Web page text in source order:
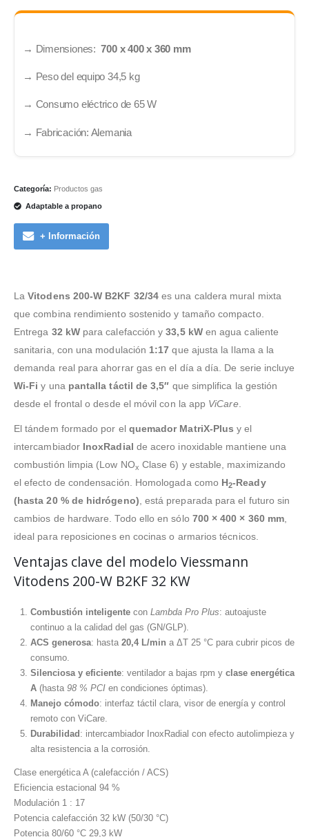
→ Dimensiones: 700 x 400 x 360 mm
→ Peso del equipo 34,5 kg
→ Consumo eléctrico de 65 W
→ Fabricación: Alemania
Categoría: Productos gas
Adaptable a propano
+ Información
LaVitodens 200-W B2KF 32/34es una caldera mural mixta
que combina rendimiento sostenido y tamaño compacto.
Entrega 32 kWpara calefacción y33,5 kWen agua caliente
sanitaria, con una modulación 1:17 que ajusta la llama a la
demanda real para ahorrar gas en el día a día. De serie incluye
Wi-Fi y una pantalla táctil de 3,5″ que simplifica la gestión
desde el frontal o desde el móvil con la app ViCare.
El tándem formado por el quemador MatriX-Plus y el
intercambiador InoxRadial de acero inoxidable mantiene una
combustión limpia (Low NOx Clase 6) y estable, maximizando
el efecto de condensación. Homologada como H2-Ready
(hasta 20 % de hidrógeno) , está preparada para el futuro sin
cambios de hardware. Todo ello en sólo 700 × 400 × 360 mm
ideal para reposiciones en cocinas o armarios técnicos.
Ventajas clave del modelo Viessmann
Vitodens 200-W B2KF 32 KW
Combustión inteligente conLambda Pro Plus: autoajuste
continuo a la calidad del gas (GN/GLP).
ACS generosa: hasta20,4 L/min a ΔT 25 °C para cubrir picos de
consumo.
Silenciosa y eficiente: ventilador a bajas rpm yclase energética
A (hasta98 % PCI en condiciones óptimas).
Manejo cómodo: interfaz táctil clara, visor de energía y control
remoto con ViCare.
Durabilidad : intercambiador InoxRadial con efecto autolimpieza y
alta resistencia a la corrosión.
Clase energética A (calefacción / ACS)
Eficiencia estacional 94 %
Modulación 1 : 17
Potencia calefacción 32 kW (50/30 °C)
Potencia 80/60 °C 29,3 kW